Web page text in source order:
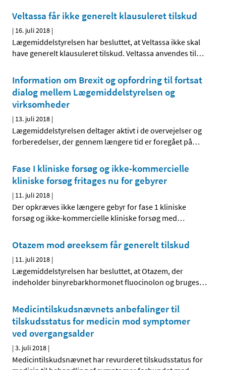
Veltassa får ikke generelt klausuleret tilskud
| 16. juli 2018 |
Lægemiddelstyrelsen har besluttet, at Veltassa ikke skal
have generelt klausuleret tilskud. Veltassa anvendes til…
Information om Brexit og opfordring til fortsat
dialog mellem Lægemiddelstyrelsen og
virksomheder
| 13. juli 2018 |
Lægemiddelstyrelsen deltager aktivt i de overvejelser og
forberedelser, der gennem længere tid er foregået på…
Fase I kliniske forsøg og ikke-kommercielle
kliniske forsøg fritages nu for gebyrer
| 11. juli 2018 |
Der opkræves ikke længere gebyr for fase 1 kliniske
forsøg og ikke-kommercielle kliniske forsøg med…
Otazem mod øreeksem får generelt tilskud
| 11. juli 2018 |
Lægemiddelstyrelsen har besluttet, at Otazem, der
indeholder binyrebarkhormonet fluocinolon og bruges…
Medicintilskudsnævnets anbefalinger til
tilskudsstatus for medicin mod symptomer
ved overgangsalder
|3. juli 2018 |
Medicintilskudsnævnet har revurderet tilskudsstatus for